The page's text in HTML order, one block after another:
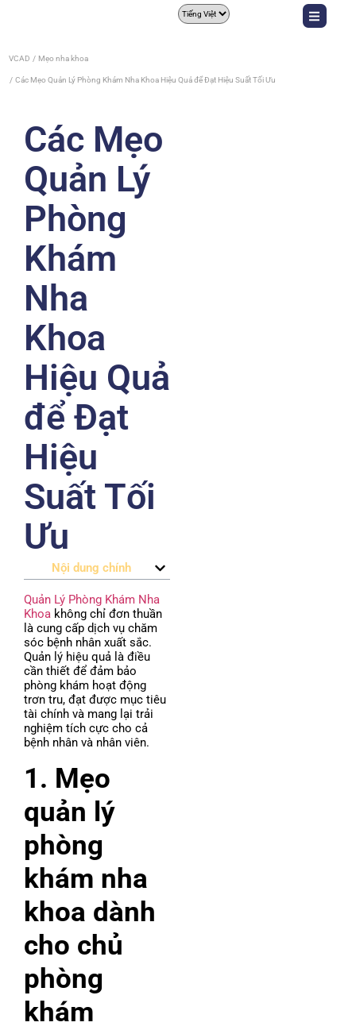
VCAD Mẹo nha khoa
Các Mẹo Quản Lý Phòng Khám Nha Khoa Hiệu Quả để Đạt Hiệu Suất Tối Ưu
Các Mẹo
Quản Lý
Phòng
Khám
Nha
Khoa
Hiệu Quả
để Đạt
Hiệu
Suất Tối
Ưu
Nội dung chính
Quản Lý Phòng Khám Nha
Khoa không chỉ đơn thuần
là cung cấp dịch vụ chăm
sóc bệnh nhân xuất sắc.
Quản lý hiệu quả là điều
cần thiết để đảm bảo
phòng khám hoạt động
trơn tru, đạt được mục tiêu
tài chính và mang lại trải
nghiệm tích cực cho cả
bệnh nhân và nhân viên.
1. Mẹo
quản lý
phòng
khám nha
khoa dành
cho chủ
phòng
khám